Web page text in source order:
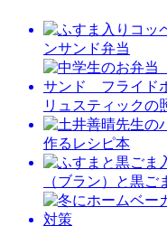
ンサンド弁当
リュスティックの
作るレシピ本
（ブラン）と黒